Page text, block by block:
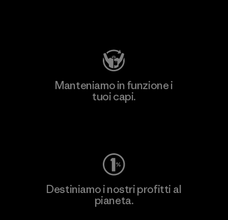
Manteniamo in funzione i
tuoi capi.
Destiniamo i nostri profitti al
pianeta.